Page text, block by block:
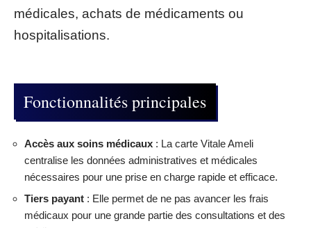
médicales, achats de médicaments ou
hospitalisations.
Fonctionnalités principales
Accès aux soins médicaux : La carte Vitale Ameli
centralise les données administratives et médicales
nécessaires pour une prise en charge rapide et efficace.
Tiers payant : Elle permet de ne pas avancer les frais
médicaux pour une grande partie des consultations et des